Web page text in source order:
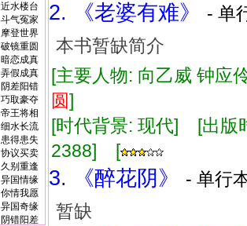
近水楼台
斗气冤家
摩登世界
破镜重圆
暗恋成真
弄假成真
阴差阳错
巧取豪夺
帝王将相
细水长流
患得患失
协议买卖
久别重逢
异国情缘
你情我愿
异国奇缘
阴错阳差
2. 《老婆有难》
- 单
本书暂缺简介
[主要人物: 向乙威 钟
圆]
[时代背景: 现代] [出
2388] [
3. 《醉花阴》
- 单行
暂缺